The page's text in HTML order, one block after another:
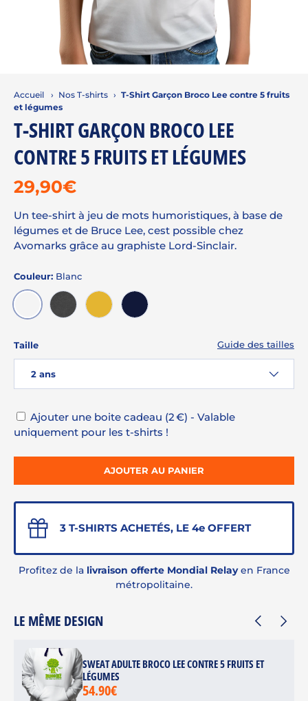
Accueil › Nos T-shirts › T-Shirt Garçon Broco Lee contre 5 fruits
et légumes
T-SHIRT GARÇON BROCO LEE
CONTRE 5 FRUITS ET LÉGUMES
29,90€
Un tee-shirt à jeu de mots humoristiques, à base de
légumes et de Bruce Lee, cest possible chez
Avomarks grâce au graphiste Lord-Sinclair.
Couleur: Blanc
BLANC GRANIT CHINÉ
JAUNE MARINE
Taille Guide des tailles
2 ans
Ajouter une boite cadeau (2 €) - Valable
uniquement pour les t-shirts !
AJOUTER AU PANIER
3 T-SHIRTS ACHETÉS, LE 4e OFFERT
Profitez de la livraison offerte Mondial Relayen France
métropolitaine.
LE MÊME DESIGN
SWEAT ADULTE BROCO LEE CONTRE 5 FRUITS ET
LÉGUMES
54.90€